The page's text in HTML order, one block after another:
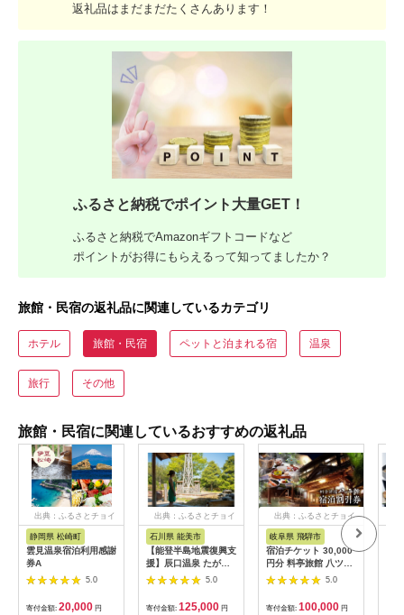
返礼品はまだまだたくさんあります！
ふるさと納税でポイント大量GET！
ふるさと納税でAmazonギフトコードなど
ポイントがお得にもらえるって知ってましたか？
旅館・民宿の返礼品に関連しているカテゴリ
ホテル 旅館・民宿 ペットと泊まれる宿 温泉
旅行 その他
旅館・民宿に関連しているおすすめの返礼品
出典：ふるさとチョイ
静岡県 松崎町
雲見温泉宿泊利用感謝
券A
5.0
寄付金額: 20,000 円
出典：ふるさとチョイ
石川県 能美市
【能登半島地震復興支
援】辰口温泉 たがわ
龍泉閣「吉祥亭」ペア
5.0
寄付金額: 125,000 円
出典：ふるさとチョイ
岐阜県 飛騨市
宿泊チケット 30,000
円分 料亭旅館 八ツ三
館 宿泊体験 宿泊券 宿
泊割引券 割引チケッ
ト 宿泊 飛騨高山
5.0
寄付金額: 100,000 円